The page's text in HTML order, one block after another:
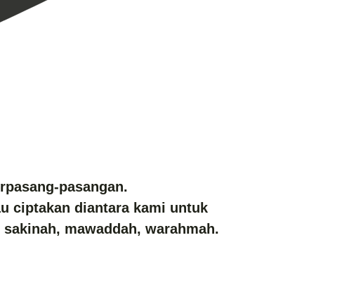
pasangan.
ciptakan diantara kami untuk
mawaddah, warahmah.